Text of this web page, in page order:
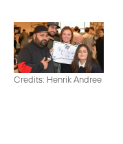
Credits: Henrik Andree